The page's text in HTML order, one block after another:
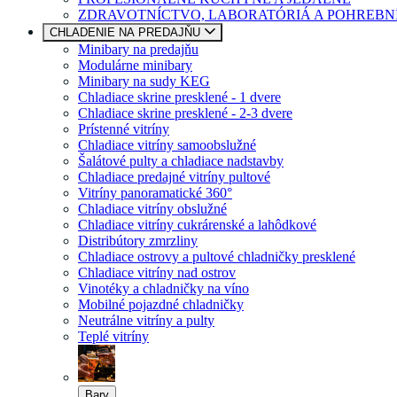
ZDRAVOTNÍCTVO, LABORATÓRIÁ A
CHLADENIE NA PREDAJŇU
Minibary na predajňu
Modulárne minibary
Minibary na sudy KEG
Chladiace skrine presklené - 1 dvere
Chladiace skrine presklené - 2-3 dvere
Prístenné vitríny
Chladiace vitríny samoobslužné
Šalátové pulty a chladiace nadstavby
Chladiace predajné vitríny pultové
Vitríny panoramatické 360°
Chladiace vitríny obslužné
Chladiace vitríny cukrárenské a lahôdkové
Distribútory zmrzliny
Chladiace ostrovy a pultové chladničky presklené
Chladiace vitríny nad ostrov
Vinotéky a chladničky na víno
Mobilné pojazdné chladničky
Neutrálne vitríny a pulty
Teplé vitríny